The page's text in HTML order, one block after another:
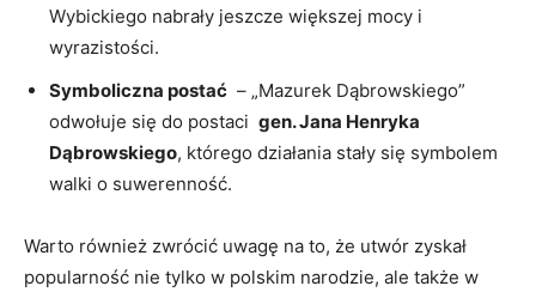
Wybickiego nabrały jeszcze większej mocy i
wyrazistości.
Symboliczna postać ‍ – „Mazurek‌ Dąbrowskiego”
odwołuje się do postaci ​ gen. Jana Henryka
Dąbrowskiego, którego działania stały się symbolem
⁢walki⁢ o suwerenność.
Warto‌ również zwrócić uwagę ​na to, że utwór zyskał
popularność nie tylko w ⁤polskim⁤ narodzie, ale także ⁣w